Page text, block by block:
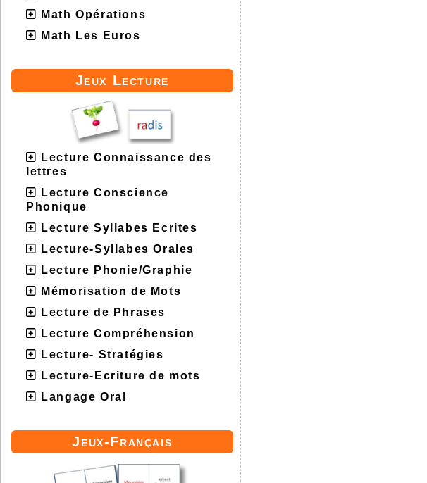
Math Opérations
Math Les Euros
Jeux Lecture
Lecture Connaissance des
lettres
Lecture Conscience
Phonique
Lecture Syllabes Ecrites
Lecture-Syllabes Orales
Lecture Phonie/Graphie
Mémorisation de Mots
Lecture de Phrases
Lecture Compréhension
Lecture- Stratégies
Lecture-Ecriture de mots
Langage Oral
Jeux-Français